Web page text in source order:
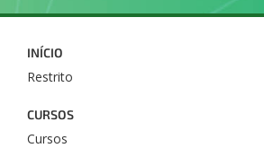
INÍCIO
Restrito
CURSOS
Cursos